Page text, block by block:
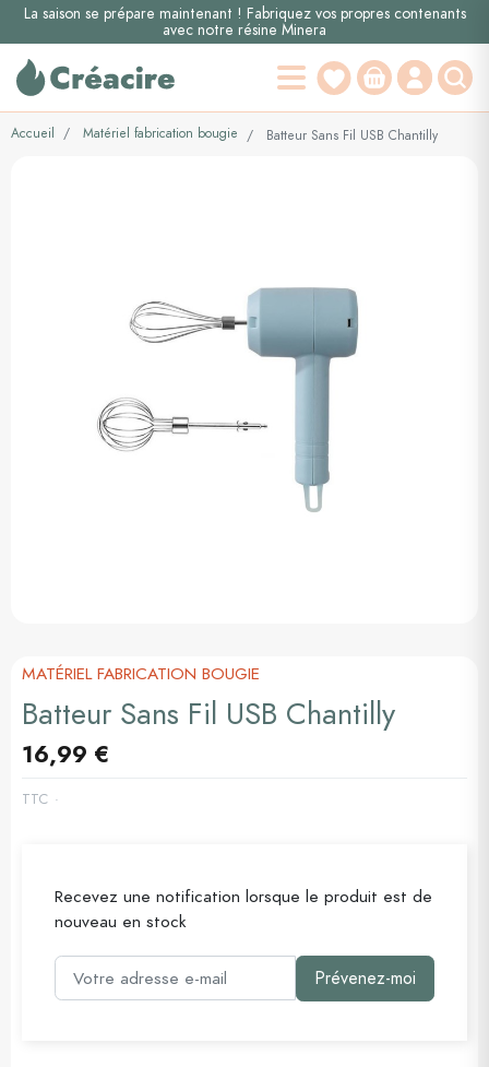
La saison se prépare maintenant ! Fabriquez vos propres contenants
avec notre résine Minera
Accueil Matériel fabrication bougie Batteur Sans Fil USB Chantilly
MATÉRIEL FABRICATION BOUGIE
Batteur Sans Fil USB Chantilly
16,99 €
TTC
Recevez une notification lorsque le produit est de
nouveau en stock
Prévenez-moi